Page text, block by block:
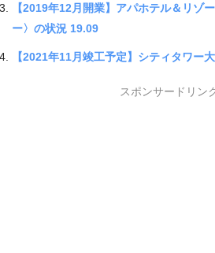
【2019年12月開業】アパホテル＆リゾ
ー〉の状況 19.09
【2021年11月竣工予定】シティタワー
スポンサードリン